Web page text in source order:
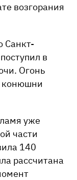
возгорания
Санкт-
в
Огонь
конюшни
уже
части
140
рассчитана